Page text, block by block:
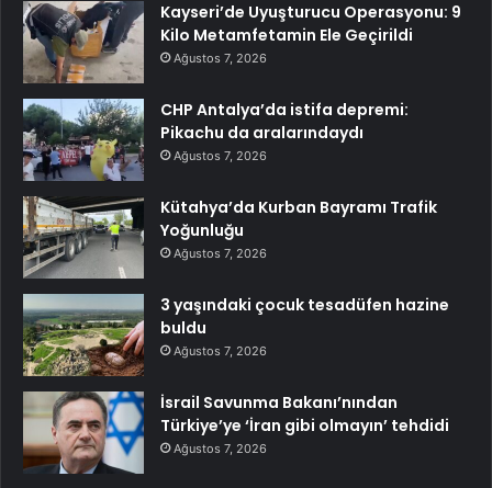
Kayseri’de Uyuşturucu Operasyonu: 9
Kilo Metamfetamin Ele Geçirildi
Ağustos 7, 2026
CHP Antalya’da istifa depremi:
Pikachu da aralarındaydı
Ağustos 7, 2026
Kütahya’da Kurban Bayramı Trafik
Yoğunluğu
Ağustos 7, 2026
3 yaşındaki çocuk tesadüfen hazine
buldu
Ağustos 7, 2026
İsrail Savunma Bakanı’nından
Türkiye’ye ‘İran gibi olmayın’ tehdidi
Ağustos 7, 2026